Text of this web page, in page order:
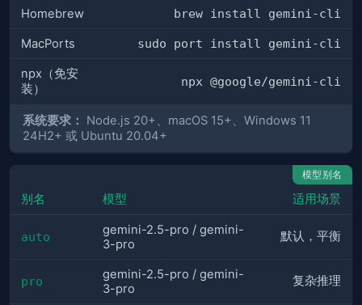
Homebrew brew install gemini-cli
MacPorts sudo port install gemini-cli
npx（免安
装）
npx @google/gemini-cli
系统要求：
Node.js 20+、macOS 15+、Windows 11
24H2+ 或 Ubuntu 20.04+
模型别名
别名 模型 适用场景
auto
gemini-2.5-pro / gemini-
3-pro
默认，平衡
pro
gemini-2.5-pro / gemini-
3-pro
复杂推理